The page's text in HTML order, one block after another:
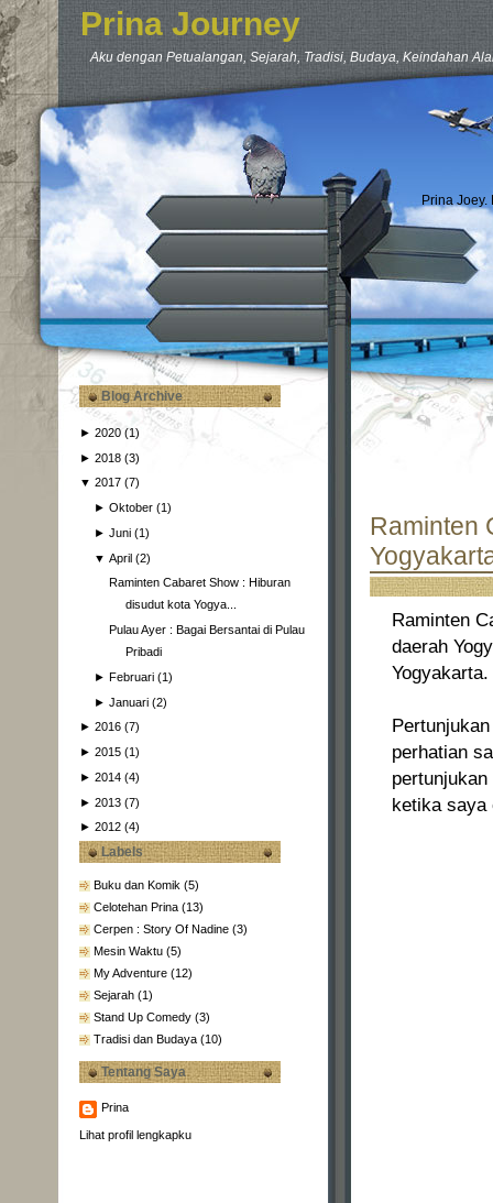
Prina Journey
Aku dengan Petualangan, Sejarah, Tradisi, Budaya, Keindahan
Prina
Blog Archive
► 2020 (1)
► 2018 (3)
▼ 2017 (7)
►Oktober (1)
►Juni (1)
▼April (2)
Raminten Cabaret Show : Hiburan
disudut kota Yogya...
Pulau Ayer : Bagai Bersantai di Pulau
Pribadi
►Februari (1)
►Januari (2)
► 2016 (7)
► 2015 (1)
► 2014 (4)
► 2013 (7)
► 2012 (4)
Labels
Buku dan Komik (5)
Celotehan Prina (13)
Cerpen : Story Of Nadine (3)
Mesin Waktu (5)
My Adventure (12)
Sejarah (1)
Stand Up Comedy (3)
Tradisi dan Budaya (10)
Tentang Saya
Prina
Lihat profil lengkapku
Raminten
Raminten
daerah
Yogyakarta.
perhatian
ketika saya